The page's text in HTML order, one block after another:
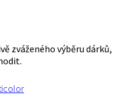
zváženého výběru dárků,